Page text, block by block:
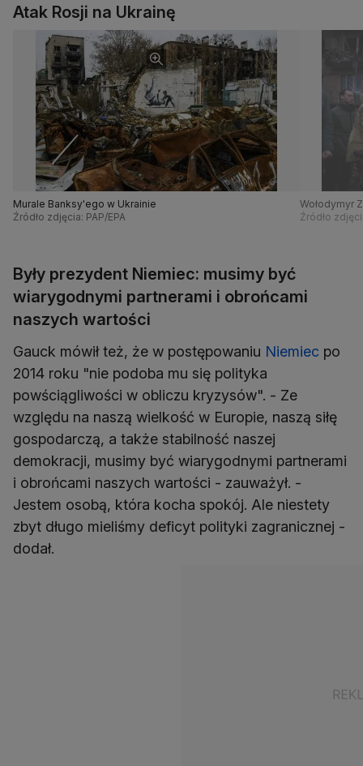
Atak Rosji na Ukrainę
Murale Banksy'ego w Ukrainie
Źródło zdjęcia: PAP/EPA
Wołodymyr
Źródło
Były prezydent Niemiec: musimy być
wiarygodnymi partnerami i obrońcami
naszych wartości
Gauck mówił też, że w postępowaniu Niemiec po
2014 roku "nie podoba mu się polityka
powściągliwości w obliczu kryzysów". - Ze
względu na naszą wielkość w Europie, naszą siłę
gospodarczą, a także stabilność naszej
demokracji, musimy być wiarygodnymi partnerami
i obrońcami naszych wartości - zauważył. -
Jestem osobą, która kocha spokój. Ale niestety
zbyt długo mieliśmy deficyt polityki zagranicznej -
dodał.